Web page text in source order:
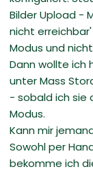
Bilder Upload -
nicht
Modus und
Dann wollte ich
unter Mass
- sobald ich sie
Modus.
Kann mir
Sowohl per
bekomme ich